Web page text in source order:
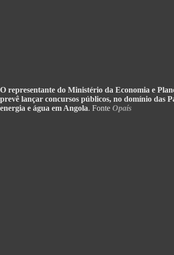
O representante do Ministério da Economia e
prevê lançar concursos públicos, no domínio das
energia e água em Angola. Fonte Opaís